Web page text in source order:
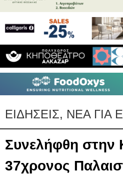
ΕΙΔΗΣΕΙΣ, ΝΕΑ ΓΙΑ
Συνελήφθη στην
37χρονος